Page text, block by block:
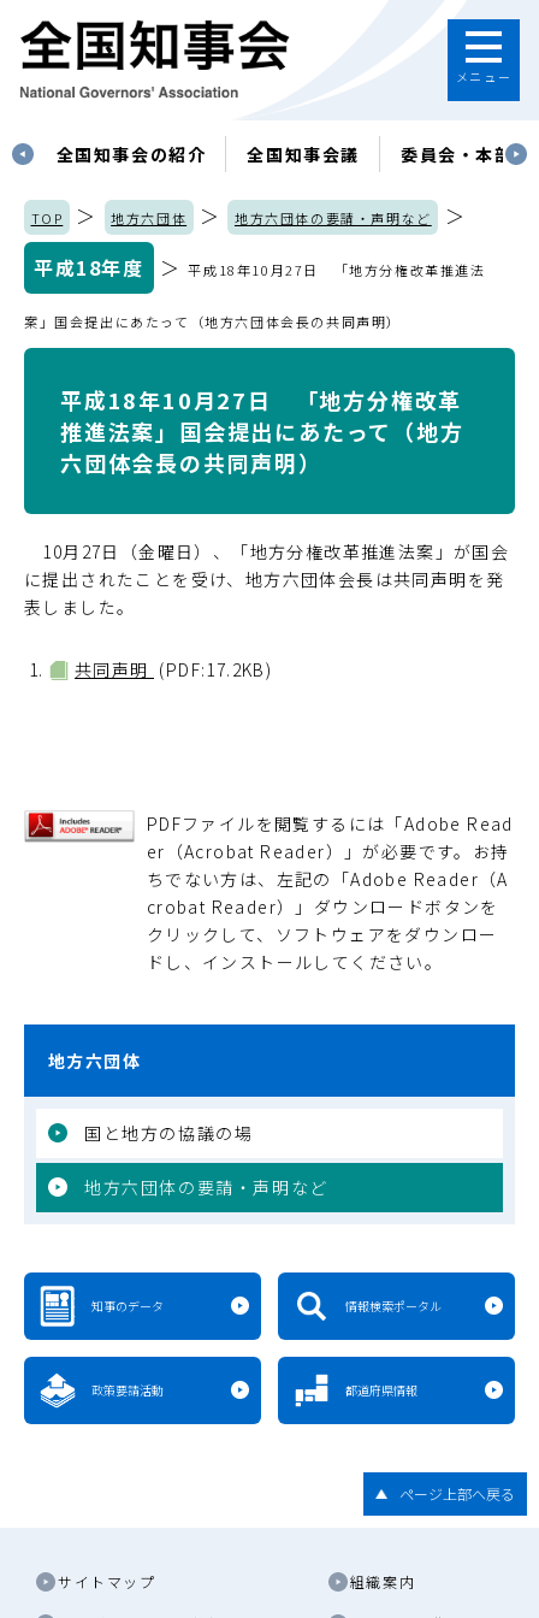
メニュー
全国知事会の紹介 全国知事会議 委員会・本部
TOP ＞ 地方六団体 ＞ 地方六団体の要請・声明など
＞
平成18年度
＞平成18年10月27日 「地方分権改革推進法
案」国会提出にあたって（地方六団体会長の共同声明）
平成18年10月27日 「地方分権改革
推進法案」国会提出にあたって（地方
六団体会長の共同声明）
10月27日（金曜日）、「地方分権改革推進法案」が国会
に提出されたことを受け、地方六団体会長は共同声明を発
表しました。
共同声明 (PDF:17.2KB)
PDFファイルを閲覧するには「Adobe Read
er（Acrobat Reader）」が必要です。お持
ちでない方は、左記の「Adobe Reader（A
crobat Reader）」ダウンロードボタンを
クリックして、ソフトウェアをダウンロー
ドし、インストールしてください。
地方六団体
国と地方の協議の場
地方六団体の要請・声明など
知事のデータ 情報検索ポータル
政策要請活動 都道府県情報
ページ上部へ戻る
サイトマップ 組織案内